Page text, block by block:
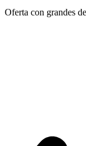
Oferta con grandes